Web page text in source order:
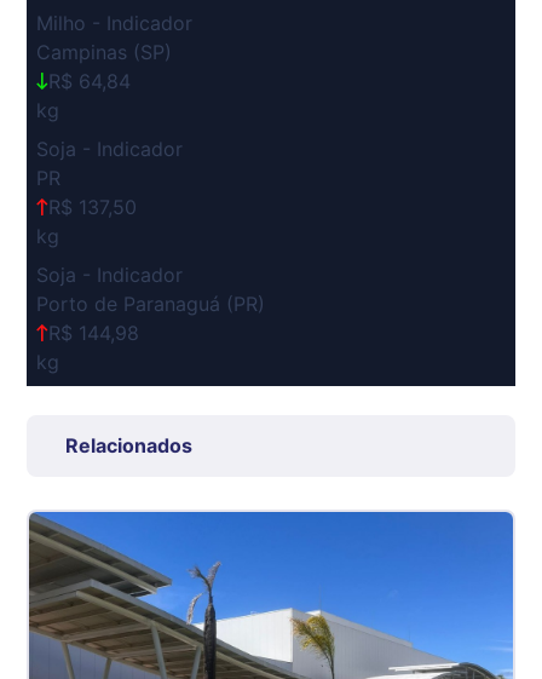
Milho - Indicador
Campinas (SP)
R$ 64,84
kg
Soja - Indicador
PR
R$ 137,50
kg
Soja - Indicador
Porto de Paranaguá (PR)
R$ 144,98
kg
R$ 7,53
Suíno - Estadual
SP
R$ 5,08
kg
Suíno - Estadual
Relacionados